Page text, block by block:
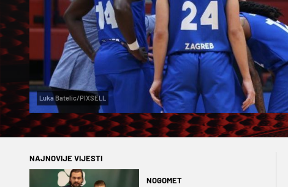
Luka Batelic/PIXSELL
NAJNOVIJE VIJESTI
NOGOMET